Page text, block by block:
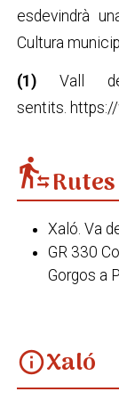
esdevindrà
Cultura
(1) Vall
sentits.
transfer_within_a_station
Xaló. Va
GR 330
Gorgos a
infoXaló